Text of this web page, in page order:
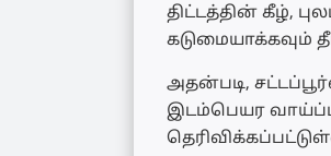
திட்டத்தின் கீழ்,
கடுமையாக்கவும்
அதன்படி,
இடம்பெயர